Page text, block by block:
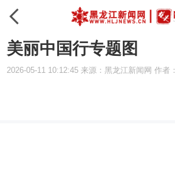
美丽中国行专题图
2026-05-11 10:12:45 来源：黑龙江新闻网 作者：